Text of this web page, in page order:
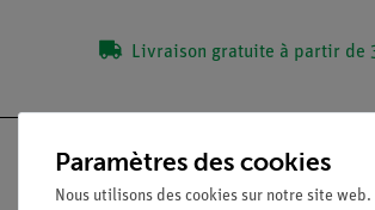
Livraison gratuite à partir de
Paramètres des cookies
Nous utilisons des cookies sur notre site